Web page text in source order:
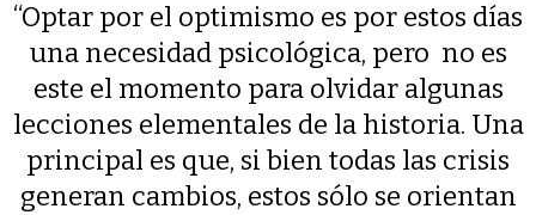
“Optar por el optimismo es por estos días
una necesidad psicológica, pero no es
este el momento para olvidar algunas
lecciones elementales de la historia. Una
principal es que, si bien todas las crisis
generan cambios, estos sólo se orientan